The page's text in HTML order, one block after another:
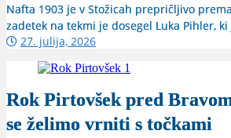
Nafta 1903 je v Stožicah prepričljivo
zadetek na tekmi je dosegel Luka Pihler, ki
27. julija, 2026
Rok Pirtovšek pred
se želimo vrniti s točkami